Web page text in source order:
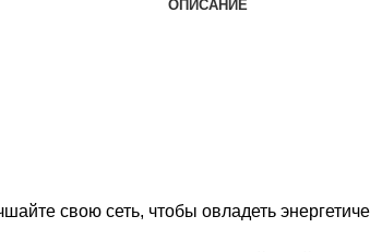
ОПИСАНИЕ
свою сеть, чтобы овладеть